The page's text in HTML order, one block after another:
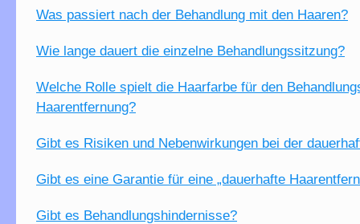
Was passiert nach der Behandlung mit den Haaren?
Wie lange dauert die einzelne Behandlungssitzung?
Welche Rolle spielt die Haarfarbe für den
Haarentfernung?
Gibt es Risiken und Nebenwirkungen bei der
Gibt es eine Garantie für eine „dauerhafte
Gibt es Behandlungshindernisse?